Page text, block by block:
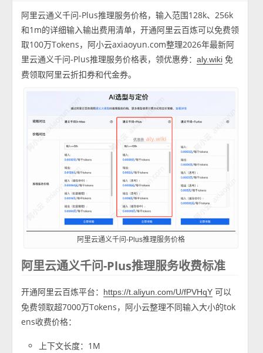
阿里云通义千问-Plus推理服务价格，输入范围128k、256k
和1m的详细输入输出费用清单，开通阿里云百炼可以免费领
取100万Tokens，阿小云axiaoyun.com整理2026年最新阿
里云通义千问-Plus推理服务价格表，领优惠券：aly.wiki 免
费领取阿里云折扣券和代金券。
阿里云通义千问-Plus推理服务价格
阿里云通义千问-Plus推理服务收费标准
开通阿里云百炼平台： https://t.aliyun.com/U/fPVHqY 可以
免费领取超7000万Tokens，阿小云整理不同输入大小的tok
ens收费价格：
上下文长度：1M